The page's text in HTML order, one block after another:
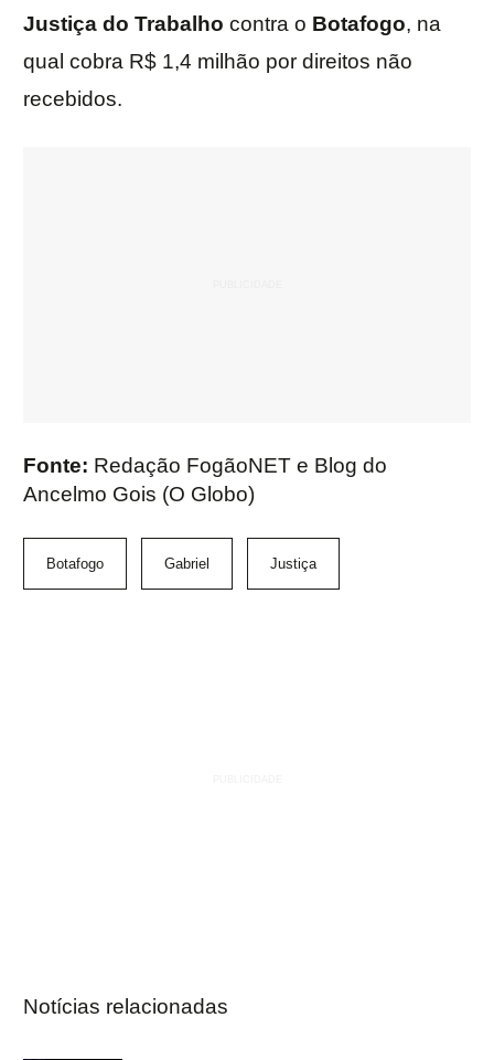
Justiça do Trabalho contra o Botafogo, na
qual cobra R$ 1,4 milhão por direitos não
recebidos.
Fonte: Redação FogãoNET e Blog do
Ancelmo Gois (O Globo)
Botafogo Gabriel Justiça
Notícias relacionadas